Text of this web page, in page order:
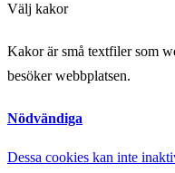
Välj kakor
Kakor är små textfiler som
besöker webbplatsen.
Nödvändiga
Dessa cookies kan inte